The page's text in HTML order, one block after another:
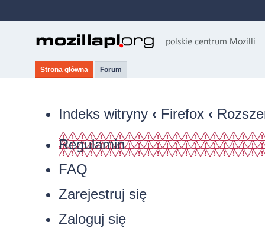
Strona główna Forum
Indeks witryny ‹ Firefox ‹
Regulamin
FAQ
Zarejestruj się
Zaloguj się